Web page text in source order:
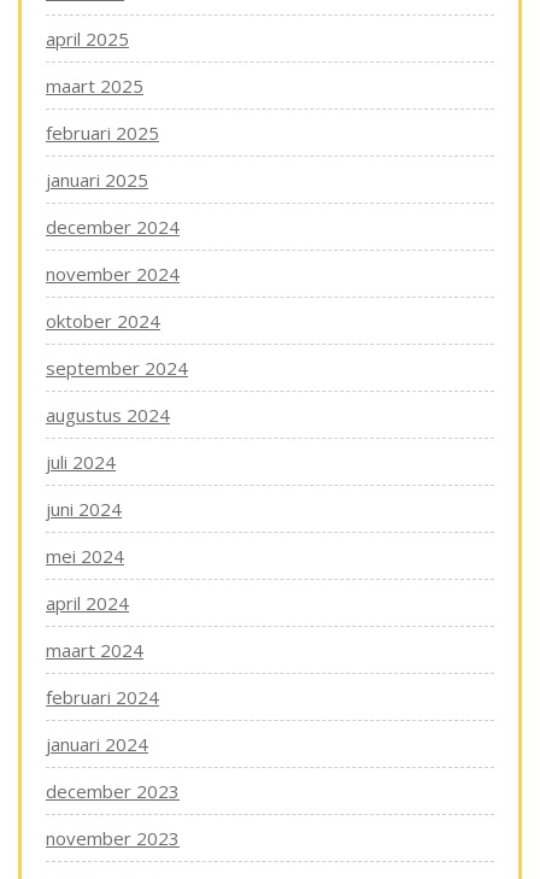
april 2025
maart 2025
februari 2025
januari 2025
december 2024
november 2024
oktober 2024
september 2024
augustus 2024
juli 2024
juni 2024
mei 2024
april 2024
maart 2024
februari 2024
januari 2024
december 2023
november 2023